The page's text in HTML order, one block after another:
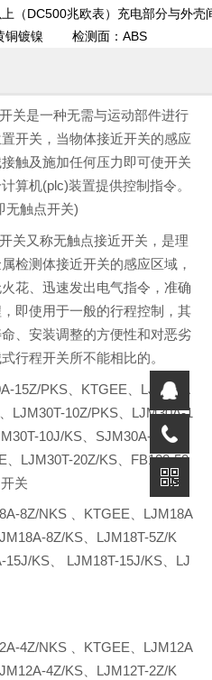
（DC500兆欧表）充电部分与外壳
铜镀镍 检测面：ABS
关是一种无需与运动部件进行
开关，当物体接近开关的感应
触及施加任何压力即可使开关
算机(plc)装置提供控制指令。
无触点开关)
关又称无触点接近开关，是理
检测体接近开关的感应区域，
花、迅速发出电气指令，准确
即使用于一般的行程控制，其
、安装调整的方便性和对恶劣
行程开关所不能相比的。
15Z/PKS、KTGEE、LJM30A
LJM30T-10Z/PKS、LJM30A-1
10J/KS、SJM30A-20J/K
、LJM30T-20Z/KS、FB100-50
关
8Z/NKS 、KTGEE、LJM18A
8Z/KS、LJM18T-5Z/K
KS、 LJM18T-15J/KS、LJ
4Z/NKS 、KTGEE、LJM12A
4Z/KS、LJM12T-2Z/K